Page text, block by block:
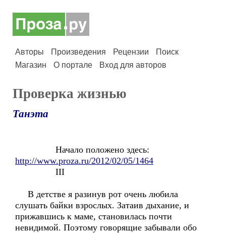
Авторы Произведения Рецензии
Поиск
Магазин
О портале Вход для авторов
Проверка жизнью
Танэта
Начало положено здесь:
http://www.proza.ru/2012/02/05/1464
III
В детстве я разинув рот очень любила
слушать байки взрослых. Затаив дыхание, и
прижавшись к маме, становилась почти
невидимой. Поэтому говорящие забывали обо